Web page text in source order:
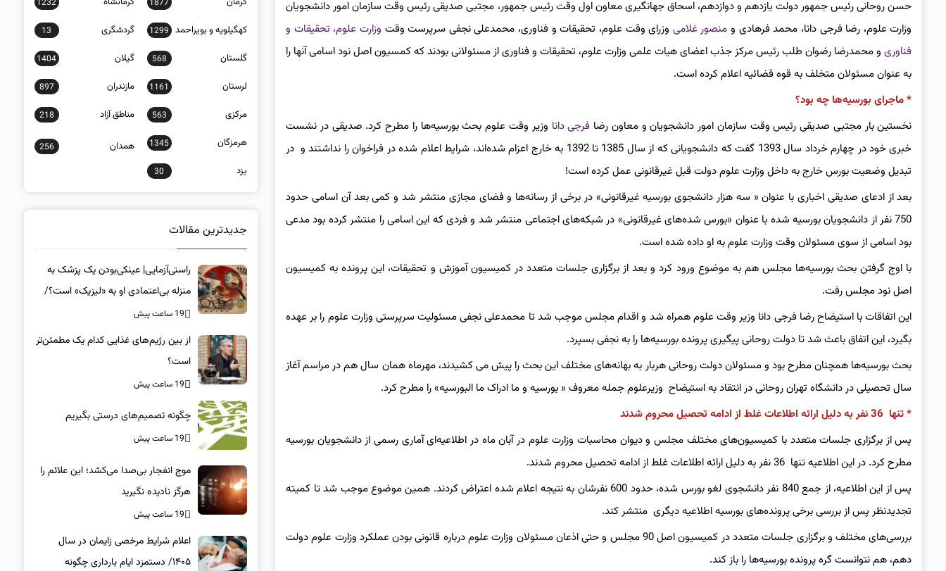
حسن روحانی رئیس جمهور دولت یازدهم و دوازدهم، اسحاق جهانگیری معاون اول وقت رئیس جمهور، مجتبی صدیقی رئیس وقت سازمان امور دانشجویان
وزارت علوم، رضا فرجی دانا، محمد فرهادی و منصور غلامی وزرای وقت علوم، تحقیقات و فناوری، محمدعلی نجفی سرپرست وقت وزارت علوم، تحقیقات و
فناوریو محمدرضا رضوان طلب رئیس مرکز جذب اعضای هیات علمی وزارت علوم، تحقیقات و فناوری از مسئولانی بودند که کمسیون اصل نود اسامی آنها را
به عنوان مسئولان متخلف به قوه قضائیه اعلام کرده است.
* ماجرای بورسیه‌ها چه بود؟
نخستین بار مجتبی صدیقی رئیس وقت سازمان امور دانشجویان و معاون رضا فرجی دانا وزیر وقت علوم بحث بورسیه‌ها را مطرح کرد. صدیقی در نشست
خبری خود در چهارم خرداد سال 1393 گفت که دانشجویانی که از سال 1385 تا 1392 به خارج اعزام شده‌اند، شرایط اعلام شده در فراخوان را نداشتند و در
تبدیل وضعیت بورس خارج به داخل وزارت علوم دولت قبل غیرقانونی عمل کرده است!
بعد از ادعای صدیقی اخباری با عنوان « سه هزار دانشجوی بورسیه غیرقانونی» در برخی از رسانه‌ها و فضای مجازی منتشر شد و کمی بعد آن اسامی حدود
750 نفر از دانشجویان بورسیه شده با عنوان «بورس شده‌های غیرقانونی» در شبکه‌های اجتماعی منتشر شد و فردی که این اسامی را منتشر کرده بود مدعی
بود اسامی از سوی مسئولان وقت وزارت علوم به او داده شده است.
با اوج گرفتن بحث بورسیه‌ها مجلس هم به موضوع ورود کرد و بعد از برگزاری جلسات متعدد در کمیسیون آموزش و تحقیقات، این پرونده به کمیسیون
اصل نود مجلس رفت.
این اتفاقات با استیضاح رضا فرجی دانا وزیر وقت علوم همراه شد و اقدام مجلس موجب شد تا محمدعلی نجفی مسئولیت سرپرستی وزارت علوم را بر عهده
بگیرد، این اتفاق باعث شد تا دولت روحانی پیگیری پرونده بورسیه‌ها را به نجفی بسپرد.
بحث بورسیه‌ها همچنان مطرح بود و مسئولان دولت روحانی هربار به بهانه‌های مختلف این بحث را پیش می کشیدند، مهرماه همان سال هم در مراسم آغاز
سال تحصیلی در دانشگاه تهران روحانی در انتقاد به استیضاح وزیرعلوم جمله معروف « بورسیه و ما ادراک ما البورسیه» را مطرح کرد.
* تنها 36 نفر به دلیل ارائه اطلاعات غلط از ادامه تحصیل محروم شدند
پس از برگزاری جلسات متعدد با کمیسیون‌های مختلف مجلس و دیوان محاسبات وزارت علوم در آبان ماه در اطلاعیه‌ای آماری رسمی از دانشجویان بورسیه
مطرح کرد. در این اطلاعیه تنها 36 نفر به دلیل ارائه اطلاعات غلط از ادامه تحصیل محروم شدند.
پس از این اطلاعیه، از جمع 840 نفر دانشجوی لغو بورس شده، حدود 600 نفرشان به نتیجه اعلام شده اعتراض کردند. همین موضوع موجب شد تا کمیته
تجدیدنظر پس از بررسی برخی پرونده‌های بورسیه اطلاعیه دیگری منتشر کند.
بررسی‌های مختلف و برگزاری جلسات متعدد در کمیسیون اصل 90 مجلس و حتی اذعان مسئولان وزارت علوم درباره قانونی بودن عملکرد وزارت علوم دولت
دهم، هم نتوانست گره پرونده بورسیه‌ها را باز کند.
1877
1232
کهگیلویه و بویراحمد 1299 گردشگری 13
گلستان 568 گیلان 1404
لرستان 1161 مازندران 897
مرکزی 563 مناطق آزاد 218
هرمزگان 1345 همدان 256
یزد 30
جدیدترین مقالات
راستی‌آزمایی| عینکی‌بودن یک پزشک به
منزله بی‌اعتمادی او به «لیزیک» است؟/
جراحان، چشم فرزندان خود را لیزیک
می‌کنند؟
19 ساعت پیش
از بین رژیم‌های غذایی کدام یک مطمئن‌تر
است؟‌
19 ساعت پیش
چگونه تصمیم‌های درستی بگیریم
19 ساعت پیش
موج انفجار بی‌صدا می‌کشد؛ این علائم را
هرگز نادیده نگیرید
19 ساعت پیش
اعلام شرایط مرخصی زایمان در سال
۱۴۰۵/ دستمزد ایام بارداری چگونه